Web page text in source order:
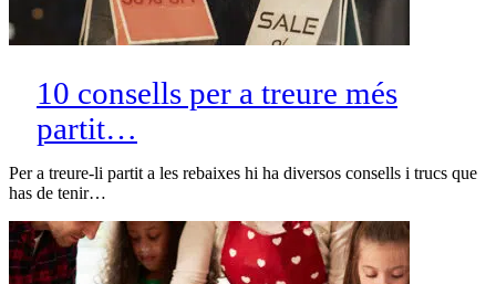
10 consells per a treure més
partit…
Per a treure-li partit a les rebaixes hi ha diversos consells i trucs que
has de tenir…